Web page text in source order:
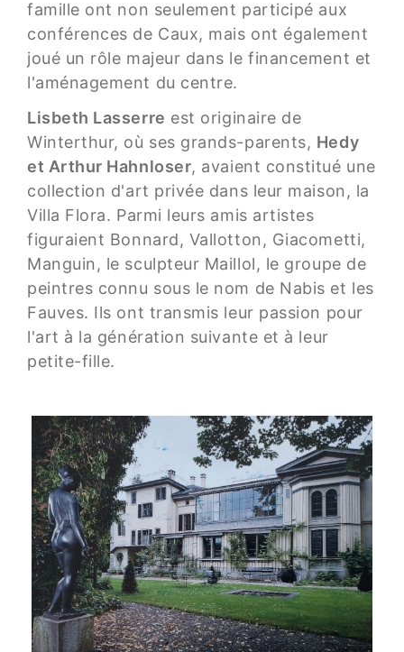
famille ont non seulement participé aux
conférences de Caux, mais ont également
joué un rôle majeur dans le financement et
l'aménagement du centre.
Lisbeth Lasserre est originaire de
Winterthur, où ses grands-parents, Hedy
et Arthur Hahnloser, avaient constitué une
collection d'art privée dans leur maison, la
Villa Flora. Parmi leurs amis artistes
figuraient Bonnard, Vallotton, Giacometti,
Manguin, le sculpteur Maillol, le groupe de
peintres connu sous le nom de Nabis et les
Fauves. Ils ont transmis leur passion pour
l'art à la génération suivante et à leur
petite-fille.